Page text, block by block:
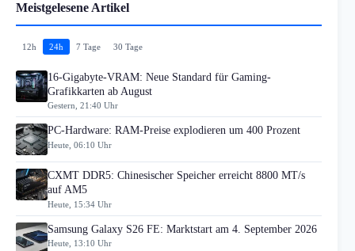
Meistgelesene Artikel
12h 24h 7 Tage 30 Tage
16-Gigabyte-VRAM: Neue Standard für Gaming-
Grafikkarten ab August
Gestern, 21:40 Uhr
PC-Hardware: RAM-Preise explodieren um 400 Prozent
Heute, 06:10 Uhr
CXMT DDR5: Chinesischer Speicher erreicht 8800 MT/s
auf AM5
Heute, 15:34 Uhr
Samsung Galaxy S26 FE: Marktstart am 4. September 2026
Heute, 13:10 Uhr